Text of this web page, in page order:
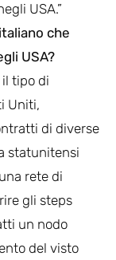
USA.”
che
USA?
tipo di
Uniti,
di diverse
statunitensi
rete di
gli steps
un nodo
del visto